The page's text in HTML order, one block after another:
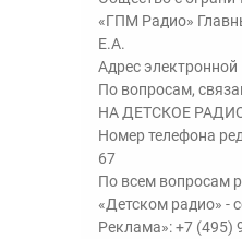
«ГПМ Радио»
Е.А.
Адрес
По вопросам,
НА ДЕТСКОЕ
Номер телефона
67
По всем вопросам
«Детском радио» -
Реклама»:+7 (495)